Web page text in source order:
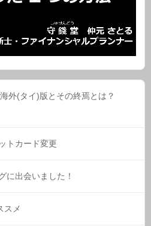
外(タイ)版とその終焉とは？
トカード変更
に出会いました！
スメ